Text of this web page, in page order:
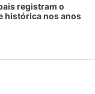
registram o
histórica nos anos